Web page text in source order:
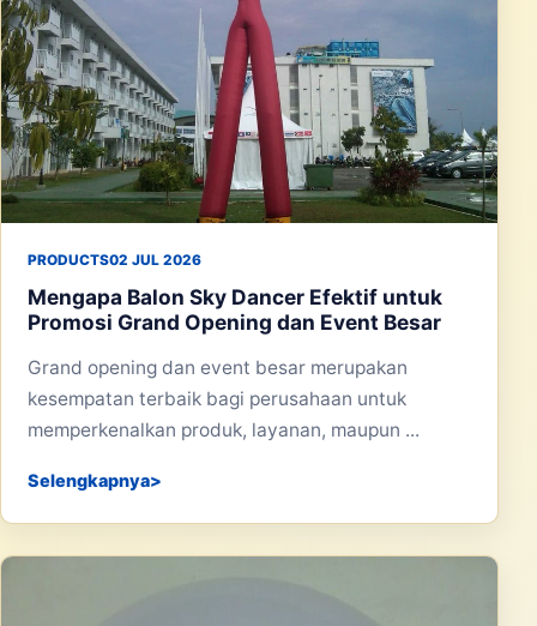
PRODUCTS02 JUL 2026
Mengapa Balon Sky Dancer Efektif untuk
Promosi Grand Opening dan Event Besar
Grand opening dan event besar merupakan
kesempatan terbaik bagi perusahaan untuk
memperkenalkan produk, layanan, maupun ...
Selengkapnya